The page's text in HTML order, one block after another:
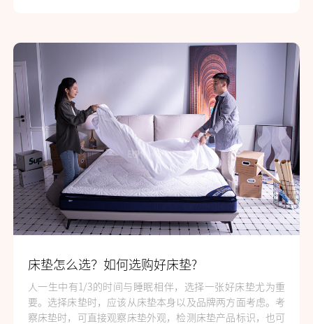
床垫怎么选？如何选购好床垫?
人一生中有1/3的时间与睡眠相伴，选择一张好床垫尤为重
要。选择床垫时，应该从床垫本身以及品牌两方面考虑。考
察床垫时，可直接观察床垫外观，检测床垫产品标识，也可